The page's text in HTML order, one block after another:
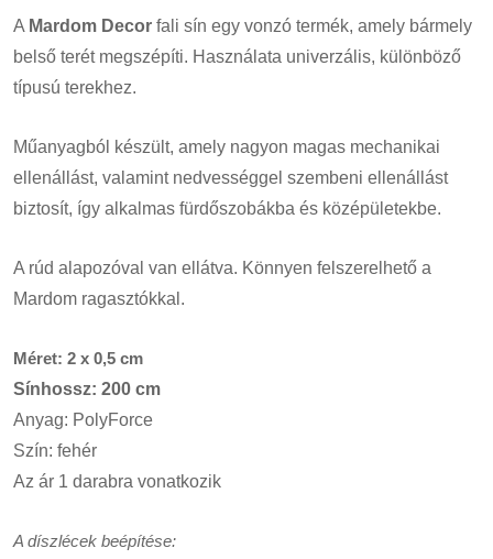
A Mardom Decor fali sín egy vonzó termék, amely bármely
belső terét megszépíti. Használata univerzális, különböző
típusú terekhez.
Műanyagból készült, amely nagyon magas mechanikai
ellenállást, valamint nedvességgel szembeni ellenállást
biztosít, így alkalmas fürdőszobákba és középületekbe.
A rúd alapozóval van ellátva. Könnyen felszerelhető a
Mardom ragasztókkal.
Méret: 2 x 0,5 cm
Sínhossz: 200 cm
Anyag: PolyForce
Szín: fehér
Az ár 1 darabra vonatkozik
A díszlécek beépítése: